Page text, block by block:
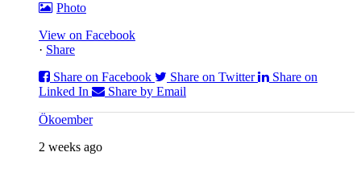
Photo
View on Facebook
· Share
Share on Facebook
Share on Twitter
Share on
Linked In
Share by Email
Ökoember
2 weeks ago